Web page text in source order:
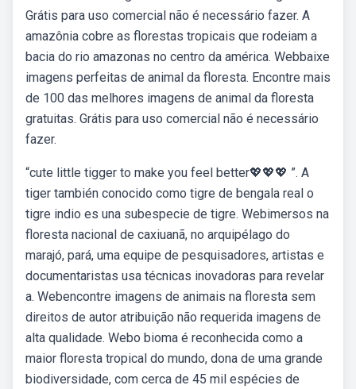
Grátis para uso comercial não é necessário fazer. A
amazônia cobre as florestas tropicais que rodeiam a
bacia do rio amazonas no centro da américa. Webbaixe
imagens perfeitas de animal da floresta. Encontre mais
de 100 das melhores imagens de animal da floresta
gratuitas. Grátis para uso comercial não é necessário
fazer.
“cute little tigger to make you feel better💖💖💖 ”. A
tiger también conocido como tigre de bengala real o
tigre indio es una subespecie de tigre. Webimersos na
floresta nacional de caxiuanã, no arquipélago do
marajó, pará, uma equipe de pesquisadores, artistas e
documentaristas usa técnicas inovadoras para revelar
a. Webencontre imagens de animais na floresta sem
direitos de autor atribuição não requerida imagens de
alta qualidade. Webo bioma é reconhecida como a
maior floresta tropical do mundo, dona de uma grande
biodiversidade, com cerca de 45 mil espécies de